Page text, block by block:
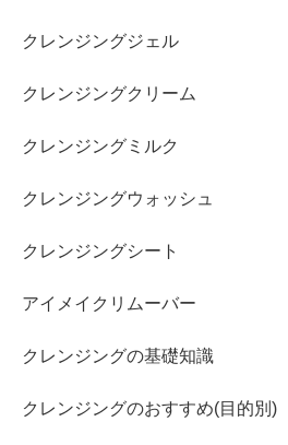
クレンジングジェル
クレンジングクリーム
クレンジングミルク
クレンジングウォッシュ
クレンジングシート
アイメイクリムーバー
クレンジングの基礎知識
クレンジングのおすすめ(目的別)